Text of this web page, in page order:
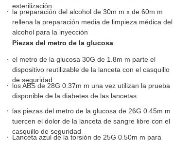
esterilización
la preparación del alcohol de 30m m x de 60m m
rellena la preparación media de limpieza médica del
alcohol para la inyección
Piezas del metro de la glucosa
el metro de la glucosa 30G de 1.8m m parte el
dispositivo reutilizable de la lanceta con el casquillo
de seguridad
los ABS de 28G 0.37m m una vez utilizan la prueba
disponible de la diabetes de las lancetas
las piezas del metro de la glucosa de 26G 0.45m m
tuercen el dolor de la lanceta de sangre libre con el
casquillo de seguridad
Lanceta azul de la torsión de 25G 0.50m m para